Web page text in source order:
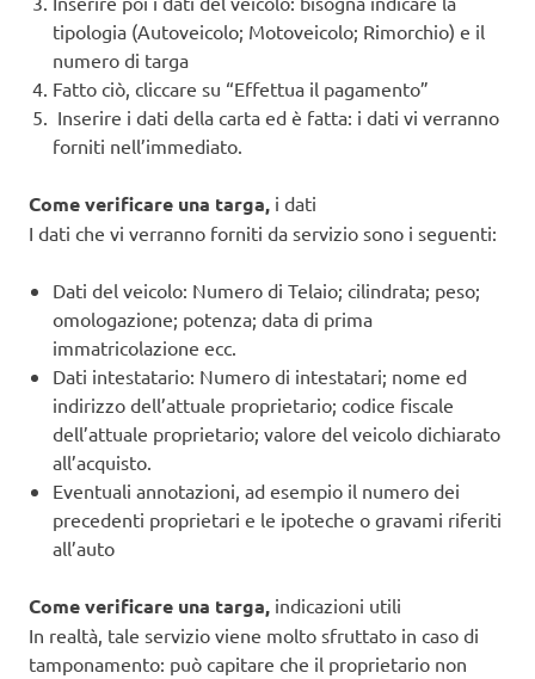
tipologia (Autoveicolo; Motoveicolo; Rimorchio) e il
numero di targa
Fatto ciò, cliccare su “Effettua il pagamento”
Inserire i dati della carta ed è fatta: i dati vi verranno
forniti nell’immediato.
Come verificare una targa, i dati
I dati che vi verranno forniti da servizio sono i seguenti:
Dati del veicolo: Numero di Telaio; cilindrata; peso;
omologazione; potenza; data di prima
immatricolazione ecc.
Dati intestatario: Numero di intestatari; nome ed
indirizzo dell’attuale proprietario; codice fiscale
dell’attuale proprietario; valore del veicolo dichiarato
all’acquisto.
Eventuali annotazioni, ad esempio il numero dei
precedenti proprietari e le ipoteche o gravami riferiti
all’auto
Come verificare una targa, indicazioni utili
In realtà, tale servizio viene molto sfruttato in caso di
tamponamento: può capitare che il proprietario non